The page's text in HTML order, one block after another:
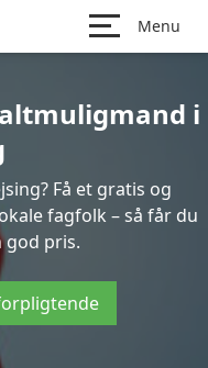
Menu
i
Få et gratis og
fagfolk – så får du
god pris.